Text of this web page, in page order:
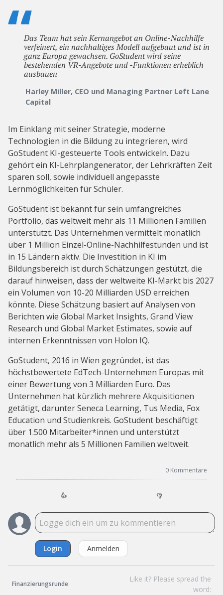
Das Team hat sein Kernangebot an Online-Nachhilfe
verfeinert, ein nachhaltiges Modell aufgebaut und ist in
ganz Europa gewachsen. GoStudent wird seine
bestehenden VR-Angebote und -Funktionen erheblich
ausbauen
Harley Miller, CEO und Managing Partner Left Lane
Capital
Im Einklang mit seiner Strategie, moderne
Technologien in die Bildung zu integrieren, wird
GoStudent KI-gesteuerte Tools entwickeln. Dazu
gehört ein KI-Lehrplangenerator, der Lehrkräften Zeit
sparen soll, sowie individuell angepasste
Lernmöglichkeiten für Schüler.
GoStudent ist bekannt für sein umfangreiches
Portfolio, das weltweit mehr als 11 Millionen Familien
unterstützt. Das Unternehmen vermittelt monatlich
über 1 Million Einzel-Online-Nachhilfestunden und ist
in 15 Ländern aktiv. Die Investition in KI im
Bildungsbereich ist durch Schätzungen gestützt, die
darauf hinweisen, dass der weltweite KI-Markt bis 2027
ein Volumen von 10-20 Milliarden USD erreichen
könnte. Diese Schätzung basiert auf Analysen von
Berichten wie Global Market Insights, Grand View
Research und Global Market Estimates, sowie auf
internen Erkenntnissen von Holon IQ.
GoStudent, 2016 in Wien gegründet, ist das
höchstbewertete EdTech-Unternehmen Europas mit
einer Bewertung von 3 Milliarden Euro. Das
Unternehmen hat kürzlich mehrere Akquisitionen
getätigt, darunter Seneca Learning, Tus Media, Fox
Education und Studienkreis. GoStudent beschäftigt
über 1.500 Mitarbeiter*innen und unterstützt
monatlich mehr als 5 Millionen Familien weltweit.
0 Kommentare
👍 👎
Login Anmelden
Finanzierungsrunde
Like it? Please spread the
word: